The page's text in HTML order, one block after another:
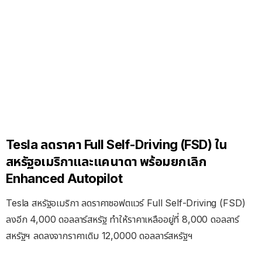
Tesla ลดราคา Full Self-Driving (FSD) ใน
สหรัฐอเมริกาและแคนาดา พร้อมยกเลิก
Enhanced Autopilot
Tesla สหรัฐอเมริกา ลดราคาซอฟตแวร์ Full Self-Driving (FSD)
ลงอีก 4,000 ดอลลาร์สหรัฐ ทำให้ราคาเหลืออยู่ที่ 8,000 ดอลลาร์
สหรัฐฯ ลดลงจากราคาเดิม 12,0000 ดอลลาร์สหรัฐฯ